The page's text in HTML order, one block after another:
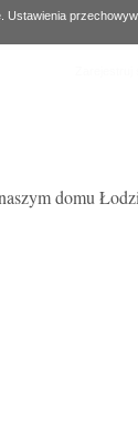
domu